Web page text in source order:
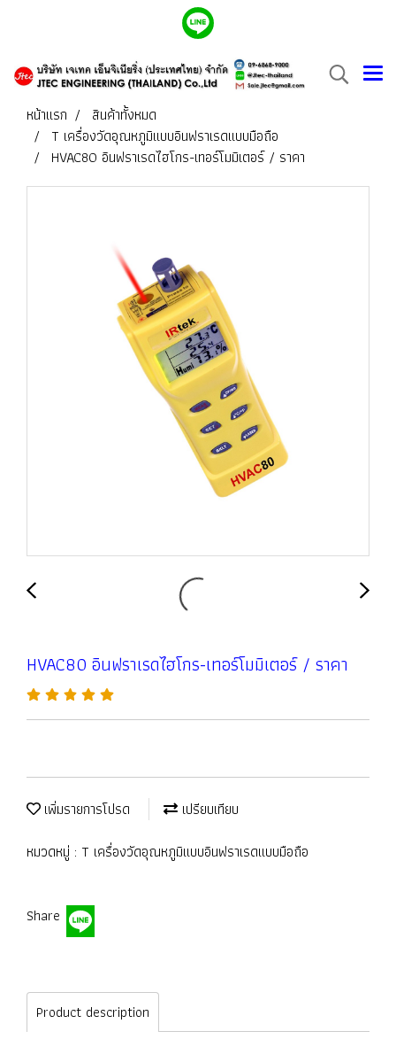
หน้าแรก
สินค้าทั้งหมด
T เครื่องวัดอุณหภูมิแบบอินฟราเรดแบบมือถือ
HVAC80 อินฟราเรดไฮโกร-เทอร์โมมิเตอร์ / ราคา
HVAC80 อินฟราเรดไฮโกร-เทอร์โมมิเตอร์ / ราคา
เพิ่มรายการโปรด
เปรียบเทียบ
หมวดหมู่ : T เครื่องวัดอุณหภูมิแบบอินฟราเรดแบบมือถือ
Share
Product description